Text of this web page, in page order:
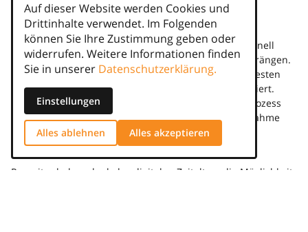
3. Ungeduld
Meist sind Unternehmen daran interessiert, zeitnah
Mitarbeitende zu gewinnen. Die Gefahr dabei ist, schnell
ungeduldig zu werden und auf Entscheidungen zu drängen.
Mitarbeitende sind jedoch oftmals bereits in einem festen
Arbeitsverhältnis und nicht an einem neuen interessiert.
Active Sourcing ist daher ein langer Überzeugungsprozess
und erfordert viel Geduld. Regelmäßige Kontaktaufnahme
zeigt Interesse – zu viel wirkt abschreckend.
Recruiter haben dank des digitalen Zeitalters die Möglichkeit,
Auf dieser Website werden Cookies und
Drittinhalte verwendet. Im Folgenden
können Sie Ihre Zustimmung geben oder
widerrufen. Weitere Informationen finden
Sie in unserer Datenschutzerklärung.
Einstellungen
Alles ablehnen Alles akzeptieren